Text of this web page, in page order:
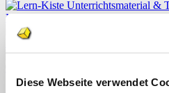
Diese Webseite verwendet